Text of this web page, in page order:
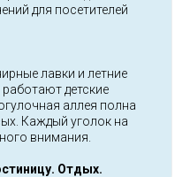
для посетителей
лавки и летние
детские
аллея полна
Каждый уголок на
внимания.
Отдых.